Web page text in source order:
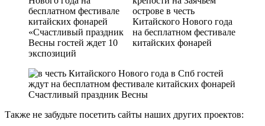
Также не забудьте посетить сайты наших других проектов: